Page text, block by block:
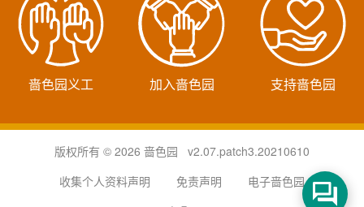
啬色园义工 加入啬色园 支持啬色园
版权所有 © 2026 啬色园 v2.07.patch3.20210610
收集个人资料声明
免责声明
电子啬色园